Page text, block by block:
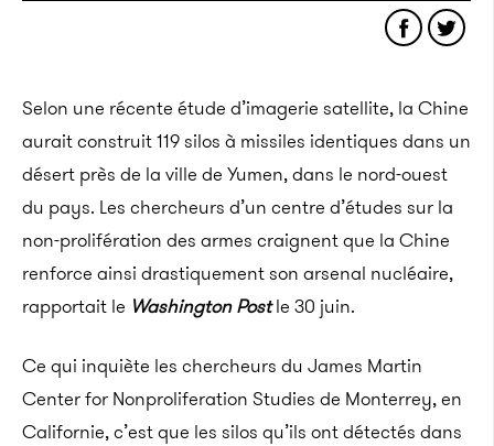
Selon une récente étude d’imagerie satellite, la Chine
aurait construit 119 silos à missiles identiques dans un
désert près de la ville de Yumen, dans le nord-ouest
du pays. Les chercheurs d’un centre d’études sur la
non-prolifération des armes craignent que la Chine
renforce ainsi drastiquement son arsenal nucléaire,
rapportait le Washington Postle 30 juin.
Ce qui inquiète les chercheurs du James Martin
Center for Nonproliferation Studies de Monterrey, en
Californie, c’est que les silos qu’ils ont détectés dans